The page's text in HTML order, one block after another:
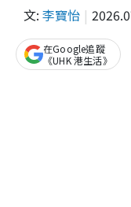
文: 李寶怡
在Google追蹤
《UHK 港生活》